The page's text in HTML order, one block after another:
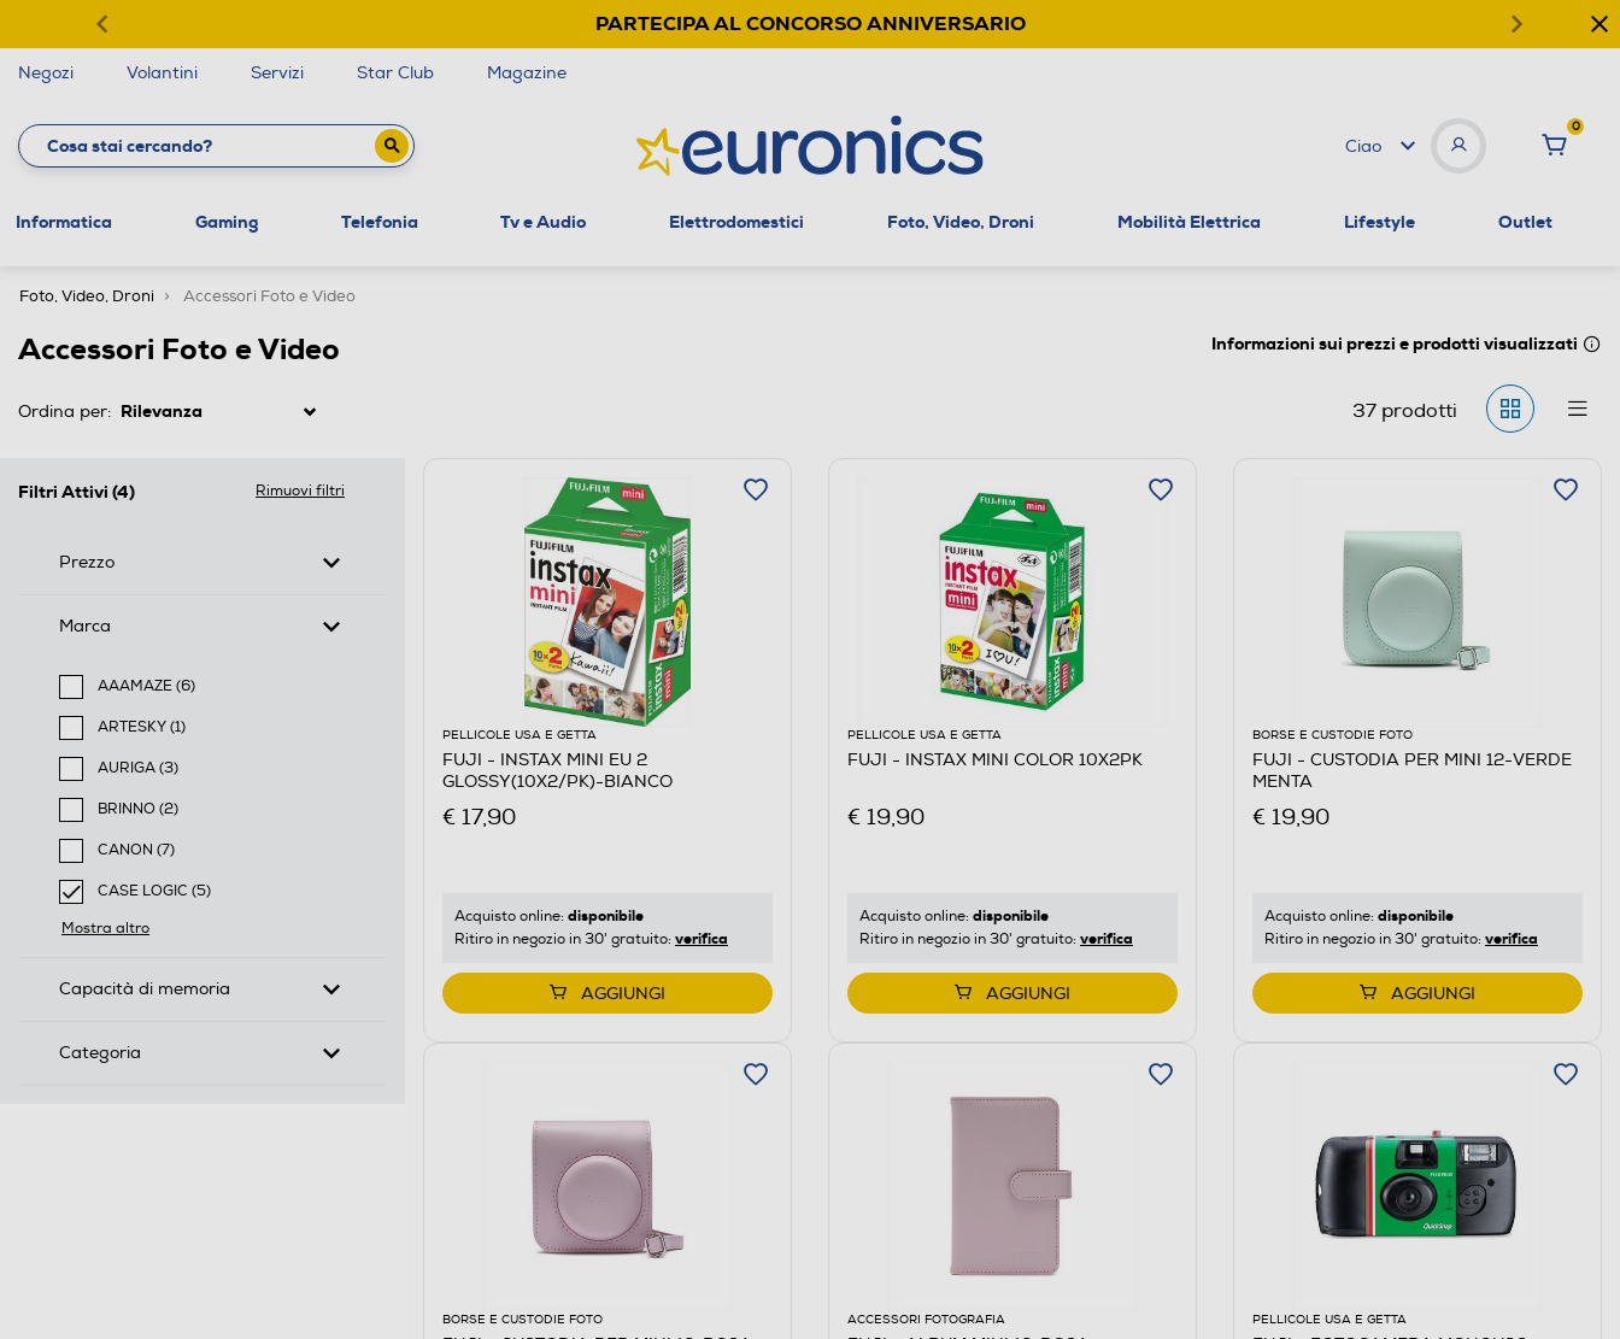
PARTECIPA AL CONCORSO ANNIVERSARIO
Negozi Volantini Servizi Star Club Magazine
Ciao
0
Informatica Gaming Telefonia Tv e Audio Elettrodomestici Foto, Video, Droni Mobilità Elettrica Lifestyle Outlet
Foto, Video, Droni Accessori Foto e Video
Accessori Foto e Video Informazioni sui prezzi e prodotti visualizzati
Ordina per: 37prodotti
Filtri Attivi (4) Rimuovi filtri
Prezzo
Marca
AAAMAZE (6)
Filtra per Marca: AAAMAZE
ARTESKY (1)
Filtra per Marca: ARTESKY
AURIGA (3)
Filtra per Marca: AURIGA
BRINNO (2)
Filtra per Marca: BRINNO
CANON (7)
Filtra per Marca: CANON
CASE LOGIC (5)
selected Filtro applicato per Marca: CASE LOGIC
Mostra altro
Capacità di memoria
Categoria
PELLICOLE USA E GETTA
FUJI - INSTAX MINI EU 2
GLOSSY(10X2/PK)-BIANCO
€ 17,90
Acquisto online: disponibile
Ritiro in negozio in 30' gratuito: verifica
AGGIUNGI
PELLICOLE USA E GETTA
FUJI - INSTAX MINI COLOR 10X2PK
€ 19,90
Acquisto online: disponibile
Ritiro in negozio in 30' gratuito: verifica
AGGIUNGI
BORSE E CUSTODIE FOTO
FUJI - CUSTODIA PER MINI 12-VERDE
MENTA
€ 19,90
Acquisto online: disponibile
Ritiro in negozio in 30' gratuito: verifica
AGGIUNGI
BORSE E CUSTODIE FOTO ACCESSORI FOTOGRAFIA PELLICOLE USA E GETTA